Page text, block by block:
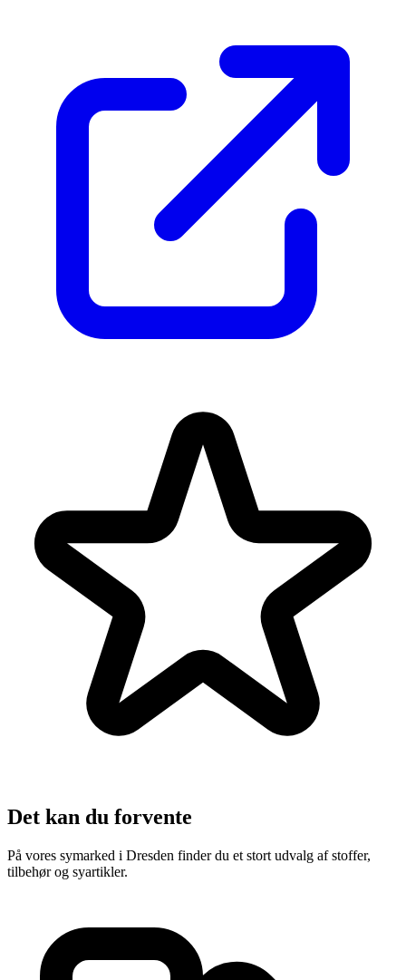
Det kan du forvente
På vores symarked i Dresden finder du et stort udvalg af stoffer,
tilbehør og syartikler.